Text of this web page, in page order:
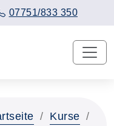
07751/833 350
Kurse